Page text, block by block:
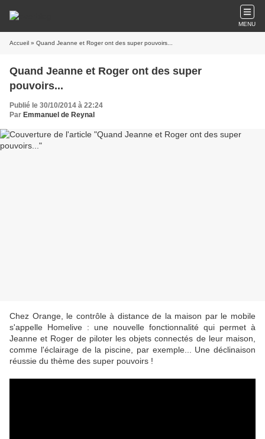
MENU
Accueil » Quand Jeanne et Roger ont des super pouvoirs...
Quand Jeanne et Roger ont des super
pouvoirs...
Publié le 30/10/2014 à 22:24
Par Emmanuel de Reynal
Chez Orange, le contrôle à distance de la maison par le mobile
s'appelle Homelive : une nouvelle fonctionnalité qui permet à
Jeanne et Roger de piloter les objets connectés de leur maison,
comme l'éclairage de la piscine, par exemple... Une déclinaison
réussie du thème des super pouvoirs !